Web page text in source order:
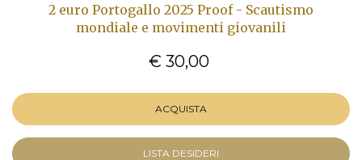
2 euro Portogallo 2025 Proof - Scautismo
mondiale e movimenti giovanili
€ 30,00
ACQUISTA
LISTA DESIDERI